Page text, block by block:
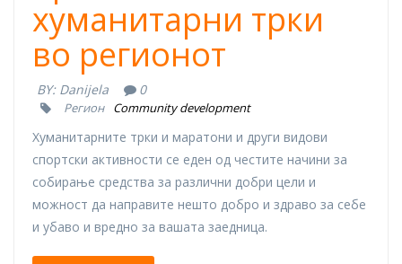
хуманитарни трки
во регионот
BY: Danijela 0
Регион Community development
Хуманитарните трки и маратони и други видови
спортски активности се еден од честите начини за
собирање средства за различни добри цели и
можност да направите нешто добро и здраво за себе
и убаво и вредно за вашата заедница.